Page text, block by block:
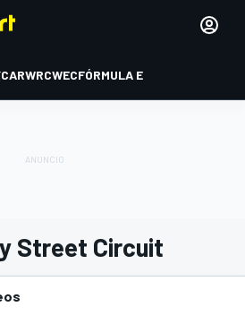
WRCWECFÓRMULA E
Street Circuit